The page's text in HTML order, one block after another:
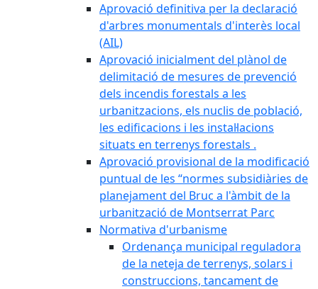
Aprovació definitiva per la declaració
d'arbres monumentals d'interès local
(AIL)
Aprovació inicialment del plànol de
delimitació de mesures de prevenció
dels incendis forestals a les
urbanitzacions, els nuclis de població,
les edificacions i les instal·lacions
situats en terrenys forestals .
Aprovació provisional de la modificació
puntual de les “normes subsidiàries de
planejament del Bruc a l'àmbit de la
urbanització de Montserrat Parc
Normativa d'urbanisme
Ordenança municipal reguladora
de la neteja de terrenys, solars i
construccions, tancament de